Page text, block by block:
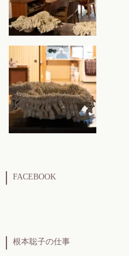
FACEBOOK
根本聡子の仕事